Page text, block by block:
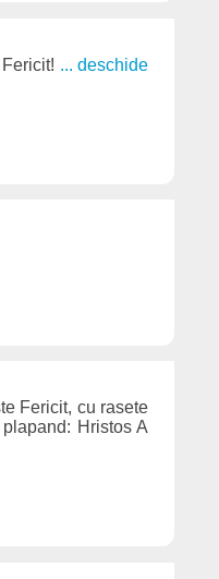
... deschide
Fericit, cu rasete
Hristos A